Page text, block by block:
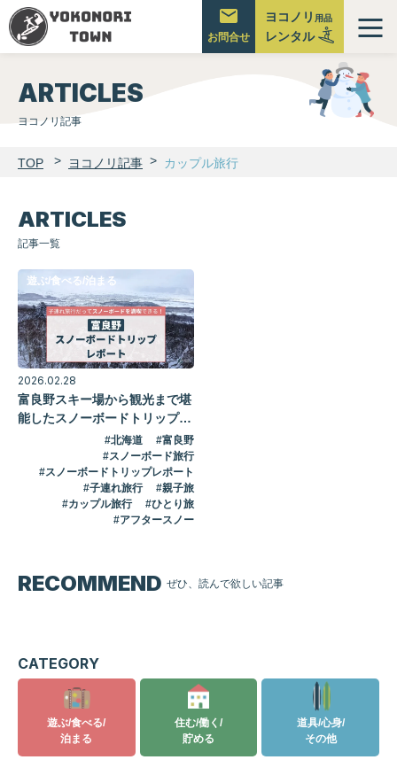
ヨコノリ 用品
レンタル
お問合せ
メ
ー
ARTICLES
ヨコノリ記事
TOP ヨコノリ記事 カップル旅行
ARTICLES
記事一覧
遊ぶ/食べる/泊まる
2026.02.28
富良野スキー場から観光まで堪
能したスノーボードトリップレ
北海道
富良野
スノーボード旅行
スノーボードトリップレポート
子連れ旅行
親子旅
カップル旅行
ひとり旅
アフタースノー
RECOMMEND ぜひ、読んで欲しい記事
CATEGORY
遊ぶ/食べる/
泊まる
住む/働く/
貯める
道具/心身/
その他